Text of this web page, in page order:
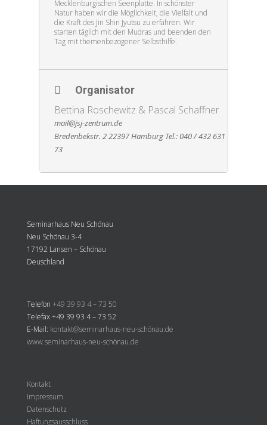
Mecklenburgischen Seenplatte. In schönster
Natur haben wir die Möglichkeit, die Vielfalt und
die Kraft des Jin Shin Jyutsu zu erfahren. Wir
starten täglich mit den Mudras und beenden den
Tag mit themenbezogener Selbsthilfe.
Organisator
Bettina Roschewitz & Pascal Schaffner
mail@jsj-zentrum.de
Bredenbekstr. 2 22397 Hamburg Tel.: 040 / 432 631
73
Seminarhaus Neu Schönau
Neu Schönau 3-4
17192 Lansen – Schönau
Deuschland
Telefon +49 39 93 4 – 73 50
Telefax +49 39 93 4 – 73 52
E-Mail: kontakt@seminarhaus-neu-schönau.de
www.seminarhaus-neu-schönau.de
Kontakt
Impressum
Datenschutz
Haftungsausschluss